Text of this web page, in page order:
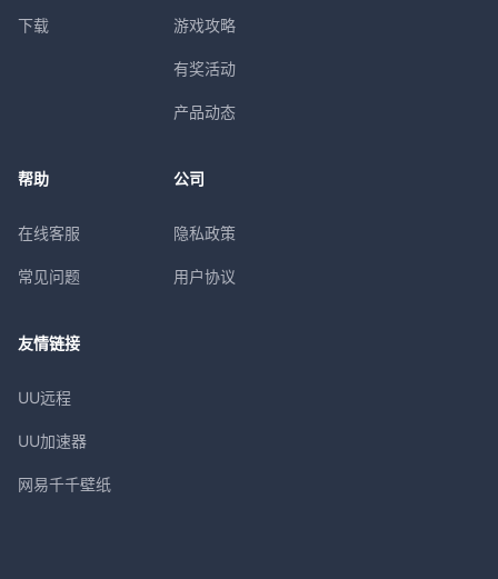
下载 游戏攻略
有奖活动
产品动态
帮助
在线客服
常见问题
公司
隐私政策
用户协议
友情链接
UU远程
UU加速器
网易千千壁纸